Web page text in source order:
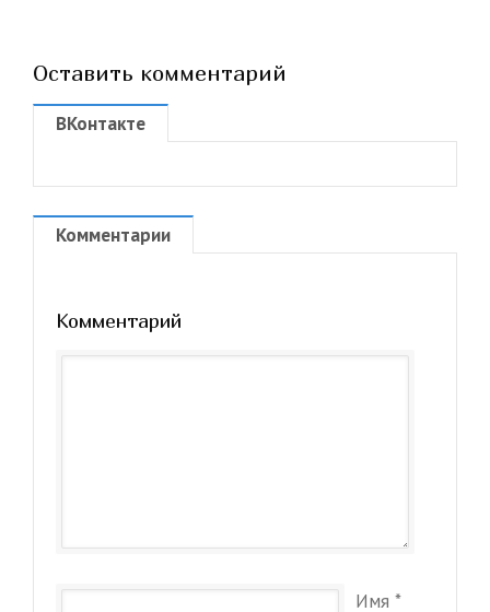
Оставить комментарий
ВКонтакте
Комментарии
Комментарий
Имя *